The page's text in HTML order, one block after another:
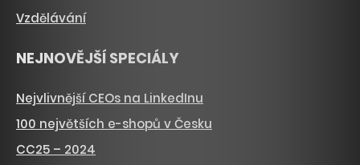
Vzdělávání
NEJNOVĚJŠÍ SPECIÁLY
Nejvlivnější CEOs na LinkedInu
100 největších e-shopů v Česku
CC25 – 2024